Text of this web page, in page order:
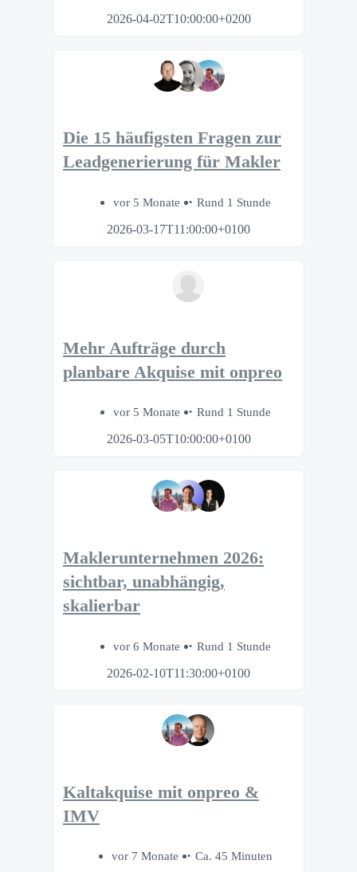
2026-04-02T10:00:00+0200
Die 15 häufigsten Fragen zur
Leadgenerierung für Makler
vor 5 Monate
Rund 1 Stunde
2026-03-17T11:00:00+0100
Mehr Aufträge durch
planbare Akquise mit onpreo
vor 5 Monate
Rund 1 Stunde
2026-03-05T10:00:00+0100
Maklerunternehmen 2026:
sichtbar, unabhängig,
skalierbar
vor 6 Monate
Rund 1 Stunde
2026-02-10T11:30:00+0100
Kaltakquise mit onpreo &
IMV
vor 7 Monate Ca. 45 Minuten